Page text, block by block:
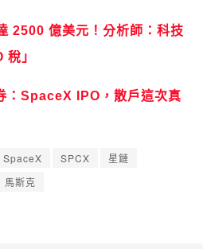
2500 億美元！分析師：科技
」
：SpaceX IPO，散戶這次真
SpaceX SPCX
星鏈
馬斯克